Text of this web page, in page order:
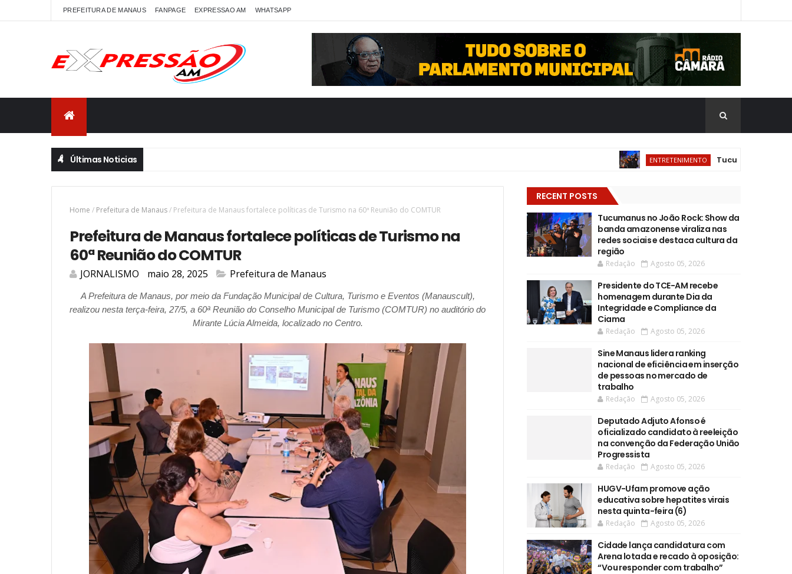
PREFEITURA DE MANAUS FANPAGE EXPRESSAO AM WHATSAPP
Últimas Noticias ENTRETENIMENTO Tucumanus no João
Home / Prefeitura de Manaus/ Prefeitura de Manaus fortalece políticas de Turismo na 60ª Reunião do COMTUR
Prefeitura de Manaus fortalece políticas de Turismo na
60ª Reunião do COMTUR
JORNALISMO maio 28, 2025 Prefeitura de Manaus
A Prefeitura de Manaus, por meio da Fundação Municipal de Cultura, Turismo e Eventos (Manauscult),
realizou nesta terça-feira, 27/5, a 60ª Reunião do Conselho Municipal de Turismo (COMTUR) no auditório do
Mirante Lúcia Almeida, localizado no Centro.
RECENT POSTS
Tucumanus no João Rock: Show da
banda amazonense viraliza nas
redes sociais e destaca cultura da
região
Redação Agosto 05, 2026
Presidente do TCE-AM recebe
homenagem durante Dia da
Integridade e Compliance da
Ciama
Redação Agosto 05, 2026
Sine Manaus lidera ranking
nacional de eficiência em inserção
de pessoas no mercado de
trabalho
Redação Agosto 05, 2026
Deputado Adjuto Afonso é
oficializado candidato à reeleição
na convenção da Federação União
Progressista
Redação Agosto 05, 2026
HUGV-Ufam promove ação
educativa sobre hepatites virais
nesta quinta-feira (6)
Redação Agosto 05, 2026
Cidade lança candidatura com
Arena lotada e recado à oposição:
“Vou responder com trabalho”